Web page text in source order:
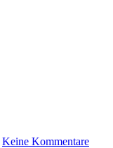
Keine Kommentare